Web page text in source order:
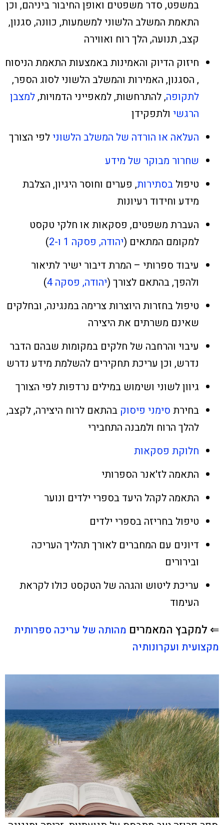
במשפט, סדר משפטים ואופן החיבור ביניהם, וכן
התאמת המשלב הלשוני למשמעות, כוונה, סגנון,
קצב, תנועה, הלך רוח ואווירה
חיזוק הדיוק והאמינות באמצעות התאמת הניסוח
, הסגנון, האמירות והמשלב הלשוני לסוג הספר,
לתקופה, להתרחשות, למאפייני הדמויות,למצבן
הרגשי ולתפקידן
העלאה או הורדה של המשלב הלשונילפי הצורך
שחרור מבוקר של מידע
טיפול בסתירות, פערים וחוסר היגיון, הצלבת
מידע וחידוד רעיונות
העברת משפטים, פסקאות או חלקי טקסט
למקומם המתאים (יהודה, פסקה 1 ו-2
)
עיבוד ספרותי – המרת דיבור ישיר לתיאור
ולהפך, בהתאם לצורך (יהודה, פסקה 4
)
טיפול בחזרות היוצרות צרימה במנגינה, ובחלקים
שאינם משרתים את היצירה
עיבוי והרחבה של חלקים במקומות שבהם הדבר
נדרש, וכן עריכת תחקירים להשלמת מידע נדרש
גיוון לשוני ושימוש במילים נרדפות לפי הצורך
בחירת סימני פיסוק בהתאם לרוח היצירה, לקצב,
להלך הרוח ולמבנה התחבירי
חלוקת פסקאות
התאמה לז'אנר הספרותי
התאמה לקהל היעד בספרי ילדים ונוער
טיפול בחריזה בספרי ילדים
דיונים עם המחברים לאורך תהליך העריכה
ובירורים
עריכת ליטוש והגהה של הטקסט כולו לקראת
העימוד
⇐ למקבץ המאמרים מהותה של עריכה ספרותית
מקצועית ועקרונותיה